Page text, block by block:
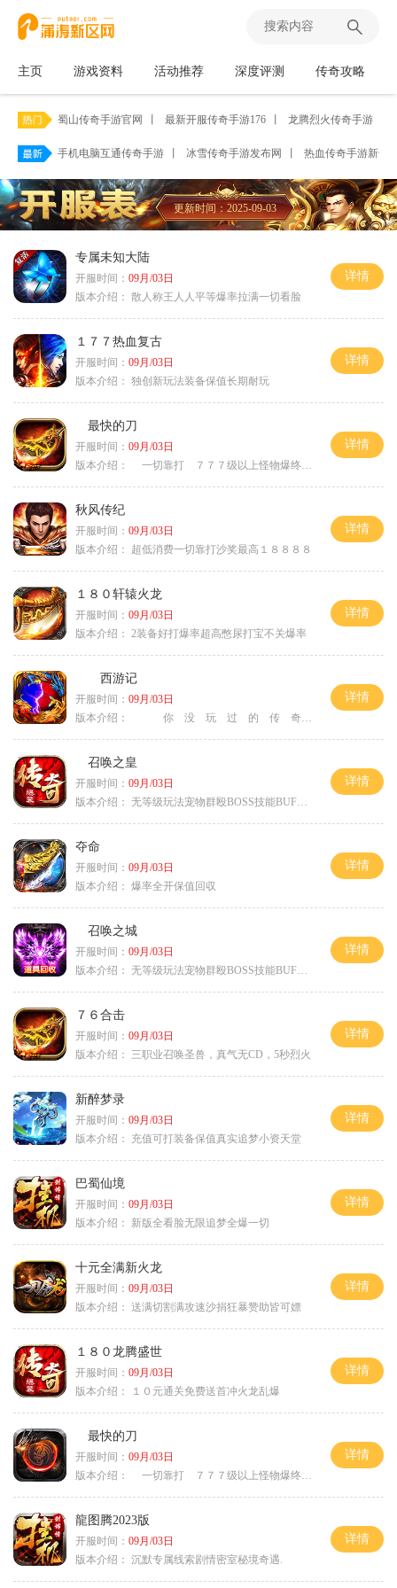
主页 游戏资料 活动推荐 深度评测 传奇攻略
蜀山传奇手游官网 最新开服传奇手游176 龙腾烈火传奇手游
手机电脑互通传奇手游 冰雪传奇手游发布网 热血传奇手游新开
更新时间：2025-09-03
专属未知大陆
开服时间： 09月/03日
版本介绍： 散人称王人人平等爆率拉满一切看脸
详情
１７７热血复古
开服时间： 09月/03日
版本介绍： 独创新玩法装备保值长期耐玩
详情
最快的刀
开服时间： 09月/03日
版本介绍：
一切靠打 ７７７级以上怪物爆终极
详情
秋风传纪
开服时间： 09月/03日
版本介绍：
超低消费一切靠打沙奖最高１８８８８
详情
１８０轩辕火龙
开服时间： 09月/03日
版本介绍： 2装备好打爆率超高憋尿打宝不关爆率
详情
西游记
开服时间： 09月/03日
版本介绍：
你 没 玩 过 的 传 奇
详情
召唤之皇
开服时间： 09月/03日
版本介绍： 无等级玩法宠物群殴BOSS技能BUFF铭文B
详情
夺命
开服时间： 09月/03日
版本介绍： 爆率全开保值回収
详情
召唤之城
开服时间： 09月/03日
版本介绍： 无等级玩法宠物群殴BOSS技能BUFF铭文B
详情
７６合击
开服时间： 09月/03日
版本介绍：
三职业召唤圣兽，真气无CD，5秒烈火
详情
新醉梦录
开服时间： 09月/03日
版本介绍：
充值可打装备保值真实追梦小资天堂
详情
巴蜀仙境
开服时间： 09月/03日
版本介绍：
新版全看脸无限追梦全爆一切
详情
十元全满新火龙
开服时间： 09月/03日
版本介绍： 送满切割满攻速沙捐狂暴赞助皆可嫖
详情
１８０龙腾盛世
开服时间： 09月/03日
版本介绍：
１０元通关免费送首冲火龙乱爆
详情
最快的刀
开服时间： 09月/03日
版本介绍：
一切靠打 ７７７级以上怪物爆终极
详情
龍图腾2023版
开服时间： 09月/03日
版本介绍： 沉默专属线索剧情密室秘境奇遇.
详情